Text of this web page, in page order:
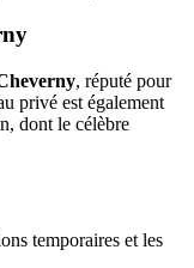
, réputé pour
privé est également
dont le célèbre
temporaires et les